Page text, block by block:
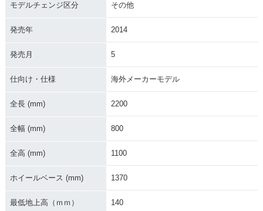
モデルチェンジ区分 その他
発売年 2014
発売月 5
仕向け・仕様 海外メーカーモデル
全長 (mm) 2200
全幅 (mm) 800
全高 (mm) 1100
ホイールベース (mm) 1370
最低地上高（ｍｍ） 140